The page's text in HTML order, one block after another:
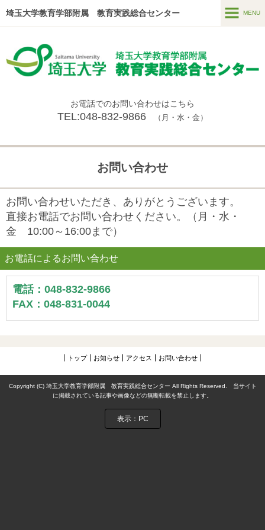
埼玉大学教育学部附属 教育実践総合センター
お電話でのお問い合わせはこちら
TEL:048-832-9866 （月・水・金）
MENU
センター長あいさつ
センターニュース（過去の活動はこちら）
アクセス
お問い合わせ
お問い合わせ
お問い合わせいただき、ありがとうございます。
直接お電話でお問い合わせください。（月・水・
金 10:00～16:00まで）
お電話によるお問い合わせ
電話：048-832-9866
FAX：048-831-0044
トップ お知らせ アクセス お問い合わせ
Copyright (C) 埼玉大学教育学部附属 教育実践総合センター All Rights Reserved. 当サイト
に掲載されている記事や画像などの無断転載を禁止します。
表示：PC